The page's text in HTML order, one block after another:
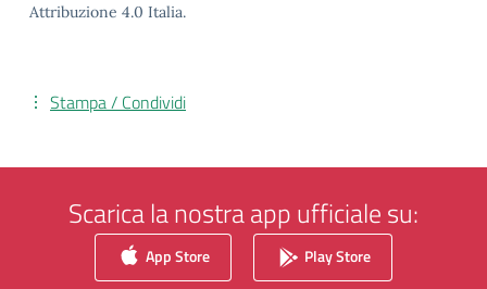
Attribuzione 4.0 Italia.
Stampa / Condividi
Scarica la nostra app ufficiale su:
App Store Play Store